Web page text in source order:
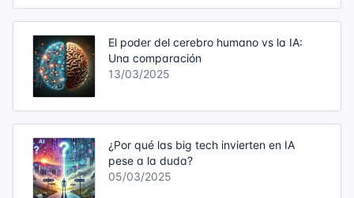
El poder del cerebro humano vs la IA:
Una comparación
13/03/2025
¿Por qué las big tech invierten en IA
pese a la duda?
05/03/2025